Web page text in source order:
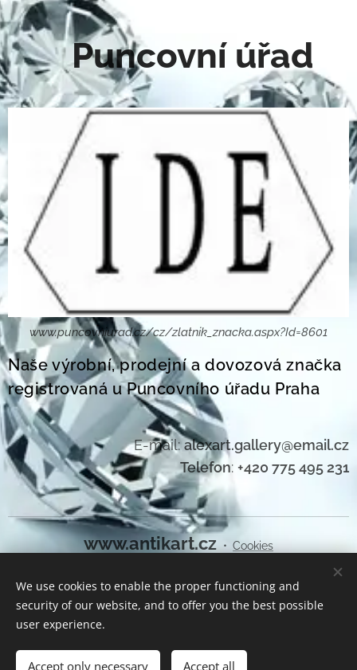
Add to cart
Puncovní úřad
www.puncovniurad.cz/cz/zlatnik_znacka.aspx?Id=8601
Naše výrobní, prodejní a dovozová značka
registrovaná u Puncovního úřadu Praha
E-mail:alexart.gallery@email.cz
Telefon: +420 775 495 231
www.antikart.cz Cookies
Languages
Čeština
English
We use cookies to enable the proper functioning and
security of our website, and to offer you the best possible
user experience.
Accept only necessary Accept all